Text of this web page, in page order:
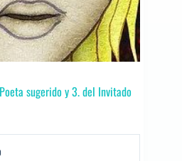
sugerido y 3. del Invitado